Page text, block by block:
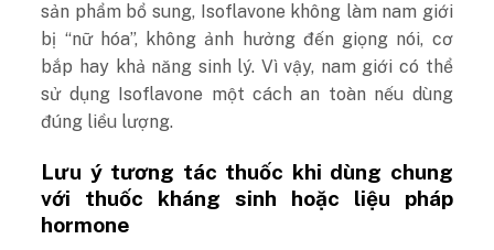
sản phẩm bổ sung, Isoflavone không làm nam giới
bị “nữ hóa”, không ảnh hưởng đến giọng nói, cơ
bắp hay khả năng sinh lý. Vì vậy, nam giới có thể
sử dụng Isoflavone một cách an toàn nếu dùng
đúng liều lượng.
Lưu ý tương tác thuốc khi dùng chung
với thuốc kháng sinh hoặc liệu pháp
hormone